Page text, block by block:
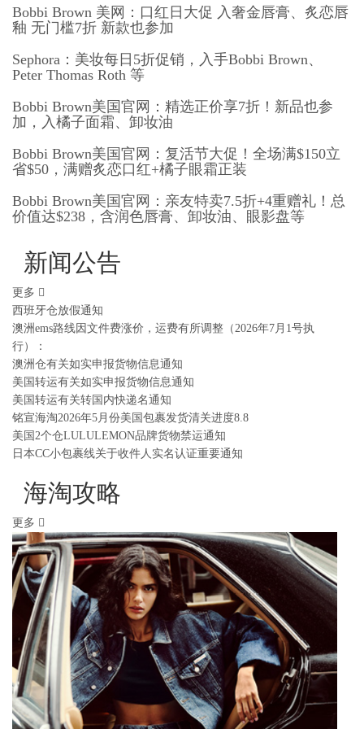
Bobbi Brown 美网：口红日大促 入奢金唇膏、炙恋唇
釉 无门槛7折 新款也参加
Sephora：美妆每日5折促销，入手Bobbi Brown、
Peter Thomas Roth 等
Bobbi Brown美国官网：精选正价享7折！新品也参
加，入橘子面霜、卸妆油
Bobbi Brown美国官网：复活节大促！全场满$150立
省$50，满赠炙恋口红+橘子眼霜正装
Bobbi Brown美国官网：亲友特卖7.5折+4重赠礼！总
价值达$238，含润色唇膏、卸妆油、眼影盘等
新闻公告
更多
西班牙仓放假通知
澳洲ems路线因文件费涨价，运费有所调整（2026年7月1号执
行）：
澳洲仓有关如实申报货物信息通知
美国转运有关如实申报货物信息通知
美国转运有关转国内快递名通知
铭宣海淘2026年5月份美国包裹发货清关进度8.8
美国2个仓LULULEMON品牌货物禁运通知
日本CC小包裹线关于收件人实名认证重要通知
海淘攻略
更多